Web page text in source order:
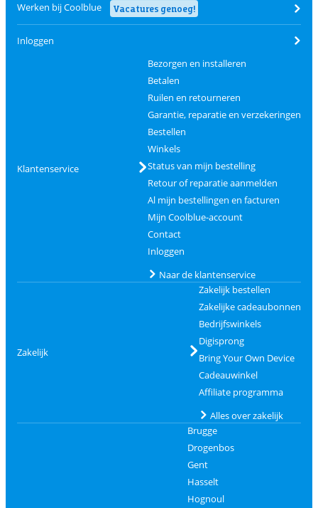
Werken bij Coolblue Vacatures genoeg!
Inloggen
Klantenservice
Bezorgen en installeren
Betalen
Ruilen en retourneren
Garantie, reparatie en verzekeringen
Bestellen
Winkels
Status van mijn bestelling
Retour of reparatie aanmelden
Al mijn bestellingen en facturen
Mijn Coolblue-account
Contact
Inloggen
Naar de klantenservice
Zakelijk
Zakelijk bestellen
Zakelijke cadeaubonnen
Bedrijfswinkels
Digisprong
Bring Your Own Device
Cadeauwinkel
Affiliate programma
Alles over zakelijk
Brugge
Drogenbos
Gent
Hasselt
Hognoul